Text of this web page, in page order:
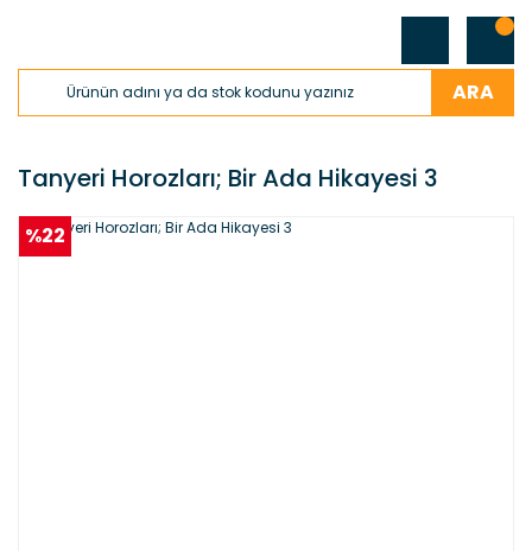
ARA
Tanyeri Horozları; Bir Ada Hikayesi 3
%22